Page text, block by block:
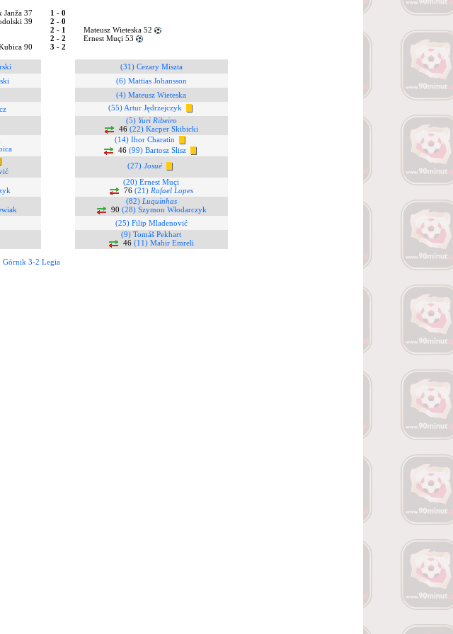
Janža 37
1 - 0
39
2 - 0
2 - 1
Mateusz Wieteska 52
2 - 2
Ernest Muçi 53
90
3 - 2
(31) Cezary Miszta
(6) Mattias Johansson
(4) Mateusz Wieteska
(55) Artur Jędrzejczyk
(5) Yuri Ribeiro
46 (22) Kacper Skibicki
(14) Ihor Charatin
46 (99) Bartosz Slisz
(27) Josué
(20) Ernest Muçi
76 (21) Rafael Lopes
(82) Luquinhas
90 (28) Szymon Włodarczyk
(25) Filip Mladenović
(9) Tomáš Pekhart
46 (11) Mahir Emreli
Górnik 3-2 Legia